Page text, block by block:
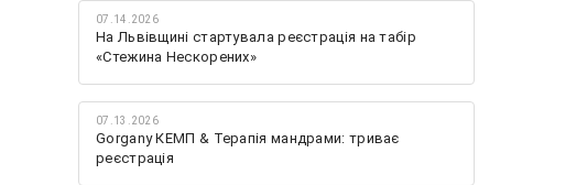
07.14.2026
На Львівщині стартувала реєстрація на табір
«Стежина Нескорених»
07.13.2026
Gorgany КЕМП & Терапія мандрами: триває
реєстрація